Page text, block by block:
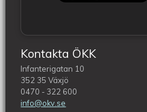
Kontakta ÖKK
Infanterigatan 10
352 35 Växjö
0470 - 322 600
info@okv.se